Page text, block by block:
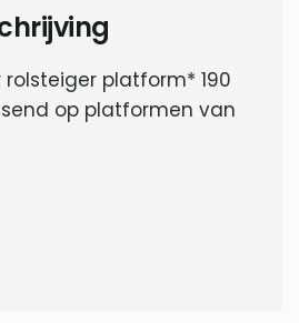
rolsteiger platform* 190
op platformen van